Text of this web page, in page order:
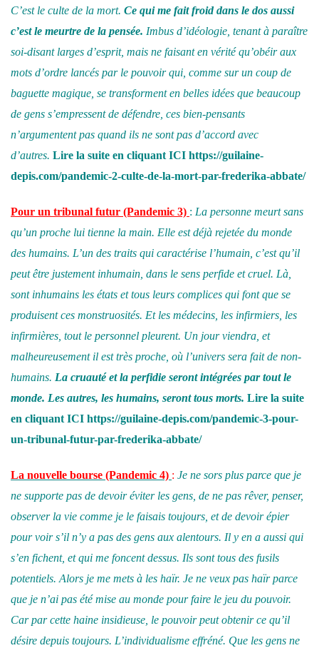
C’est le culte de la mort. Ce qui me fait froid dans le dos aussi
c’est le meurtre de la pensée. Imbus d’idéologie, tenant à paraître
soi-disant larges d’esprit, mais ne faisant en vérité qu’obéir aux
mots d’ordre lancés par le pouvoir qui, comme sur un coup de
baguette magique, se transforment en belles idées que beaucoup
de gens s’empressent de défendre, ces bien-pensants
n’argumentent pas quand ils ne sont pas d’accord avec
d’autres. Lire la suite en cliquant ICI https://guilaine-
depis.com/pandemic-2-culte-de-la-mort-par-frederika-abbate/
Pour un tribunal futur (Pandemic 3) : La personne meurt sans
qu’un proche lui tienne la main. Elle est déjà rejetée du monde
des humains. L’un des traits qui caractérise l’humain, c’est qu’il
peut être justement inhumain, dans le sens perfide et cruel. Là,
sont inhumains les états et tous leurs complices qui font que se
produisent ces monstruosités. Et les médecins, les infirmiers, les
infirmières, tout le personnel pleurent. Un jour viendra, et
malheureusement il est très proche, où l’univers sera fait de non-
humains. La cruauté et la perfidie seront intégrées par tout le
monde. Les autres, les humains, seront tous morts. Lire la suite
en cliquant ICI https://guilaine-depis.com/pandemic-3-pour-
un-tribunal-futur-par-frederika-abbate/
La nouvelle bourse (Pandemic 4) : Je ne sors plus parce que je
ne supporte pas de devoir éviter les gens, de ne pas rêver, penser,
observer la vie comme je le faisais toujours, et de devoir épier
pour voir s’il n’y a pas des gens aux alentours. Il y en a aussi qui
s’en fichent, et qui me foncent dessus. Ils sont tous des fusils
potentiels. Alors je me mets à les haïr. Je ne veux pas haïr parce
que je n’ai pas été mise au monde pour faire le jeu du pouvoir.
Car par cette haine insidieuse, le pouvoir peut obtenir ce qu’il
désire depuis toujours. L’individualisme effréné. Que les gens ne